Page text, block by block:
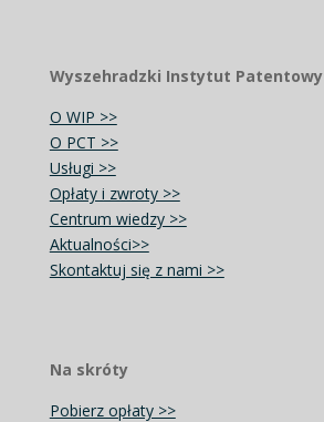
Wyszehradzki Instytut Patentowy
O WIP >>
O PCT >>
Usługi >>
Opłaty i zwroty >>
Centrum wiedzy >>
Aktualności>>
Skontaktuj się z nami >>
Na skróty
Pobierz opłaty >>